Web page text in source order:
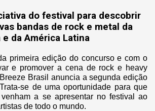
do festival para descobrir
bandas de rock e metal da
da América Latina
primeira edição do concurso e com o
e promover a cena de rock e heavy
Brasil anuncia a segunda edição
se de uma oportunidade para que
a se apresentar no festival ao
de todo o mundo.